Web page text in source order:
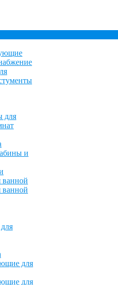
для
и
ванной
ванной
для
для